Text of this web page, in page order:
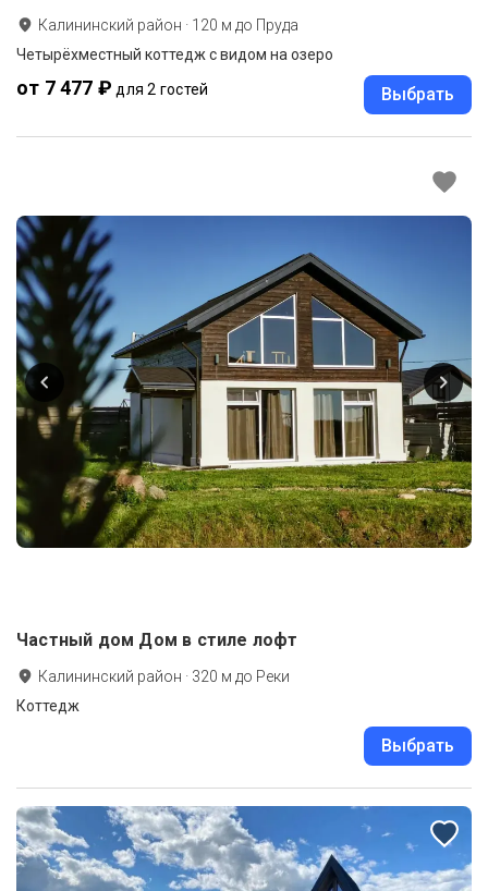
Калининский район · 120 м до Пруда
Четырёхместный коттедж с видом на озеро
от 7 477 ₽ для 2 гостей Выбрать
Частный дом Дом в стиле лофт
Калининский район · 320 м до Реки
Коттедж
Выбрать